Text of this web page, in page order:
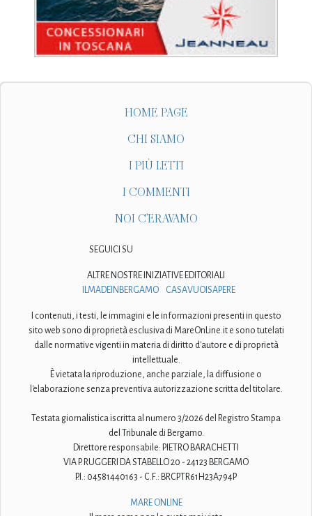
HOME PAGE
CHI SIAMO
I PIÙ LETTI
I COMMENTI
NOI C'ERAVAMO
SEGUICI SU
ALTRE NOSTRE INIZIATIVE EDITORIALI
ILMADEINBERGAMO
CASAVUOISAPERE
I contenuti, i testi, le immagini e le informazioni presenti in questo
sito web sono di proprietà esclusiva di MareOnLine.it e sono tutelati
dalle normative vigenti in materia di diritto d'autore e di proprietà
intellettuale.
È vietata la riproduzione, anche parziale, la diffusione o
l'elaborazione senza preventiva autorizzazione scritta del titolare.
Testata giornalistica iscritta al numero 3/2026 del Registro Stampa
del Tribunale di Bergamo.
Direttore responsabile: PIETRO BARACHETTI
VIA P. RUGGERI DA STABELLO 20 - 24123 BERGAMO
P.I.: 04581440163 - C.F.: BRCPTR61H23A794P
MARE ONLINE